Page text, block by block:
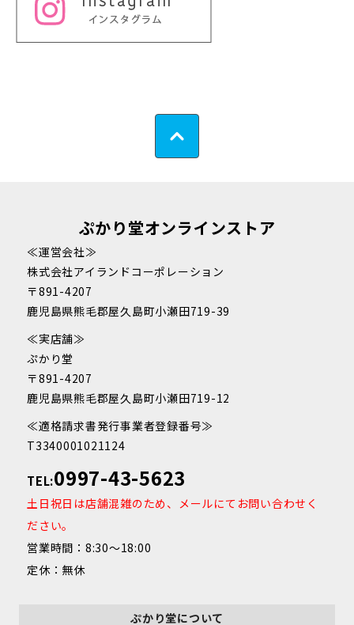
ぷかり堂オンラインストア
≪運営会社≫
株式会社アイランドコーポレーション
〒891-4207
鹿児島県熊毛郡屋久島町小瀬田719-39
≪実店舗≫
ぷかり堂
〒891-4207
鹿児島県熊毛郡屋久島町小瀬田719-12
≪適格請求書発行事業者登録番号≫
T3340001021124
TEL:0997-43-5623
土日祝日は店舗混雑のため、メールにてお問い合わせく
ださい。
営業時間：8:30～18:00
定休：無休
ぷかり堂について